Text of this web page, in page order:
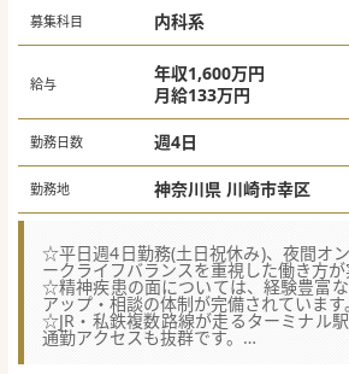
いただきます。
#春入職可
募集科目 内科系
給与
年収1,600万円
月給133万円
勤務日数 週4日
勤務地 神奈川県 川崎市幸区
☆平日週4日勤務(土日祝休み)、夜間オ
ークライフバランスを重視した働き方が
☆精神疾患の面については、経験豊富
アップ・相談の体制が完備されています
☆JR・私鉄複数路線が走るターミナル駅
通勤アクセスも抜群です。